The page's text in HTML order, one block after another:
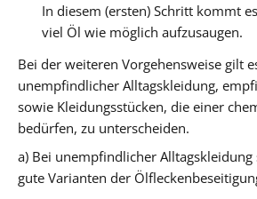
In diesem (ersten) Schritt kommt
viel Öl wie möglich aufzusaugen.
Bei der weiteren Vorgehensweise gilt
unempfindlicher Alltagskleidung,
sowie Kleidungsstücken, die einer
bedürfen, zu unterscheiden.
a) Bei unempfindlicher Alltagskleidung
gute Varianten der